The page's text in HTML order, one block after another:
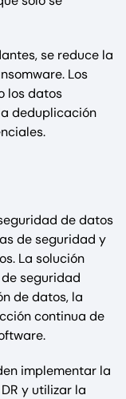
se reduce la
Los
los datos
deduplicación
de datos
de seguridad y
La solución
seguridad
de datos, la
continua de
implementar la
y utilizar la